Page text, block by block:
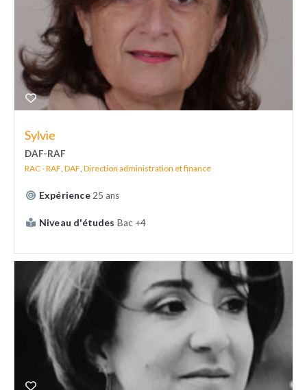
Sylvie
DAF-RAF
RAC - RAF, DAF, Direction administration et finance
Expérience 25 ans
Niveau d'études Bac +4